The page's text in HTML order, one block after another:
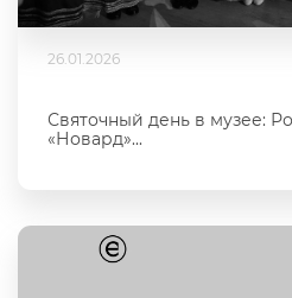
26.01.2026
Святочный день в музее:
«Новард»...